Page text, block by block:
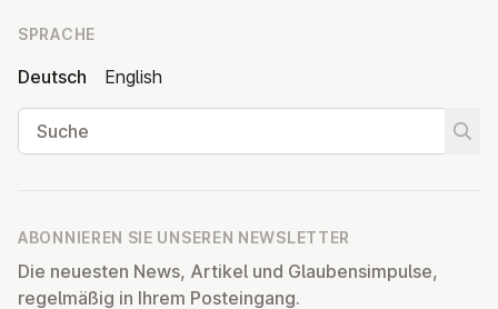
SPRACHE
Deutsch
English
Suche
ABONNIEREN SIE UNSEREN NEWSLETTER
Die neuesten News, Artikel und Glaubensimpulse,
regelmäßig in Ihrem Posteingang.